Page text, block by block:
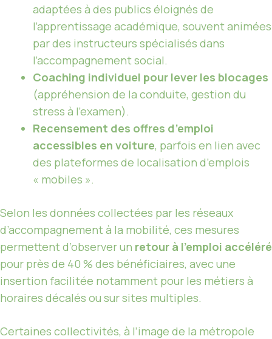
adaptées à des publics éloignés de
l’apprentissage académique, souvent animées
par des instructeurs spécialisés dans
l’accompagnement social.
Coaching individuel pour lever les blocages
(appréhension de la conduite, gestion du
stress à l’examen).
Recensement des offres d’emploi
accessibles en voiture, parfois en lien avec
des plateformes de localisation d’emplois
« mobiles ».
Selon les données collectées par les réseaux
d’accompagnement à la mobilité, ces mesures
permettent d’observer un retour à l’emploi accéléré
pour près de 40 % des bénéficiaires, avec une
insertion facilitée notamment pour les métiers à
horaires décalés ou sur sites multiples.
Certaines collectivités, à l’image de la métropole